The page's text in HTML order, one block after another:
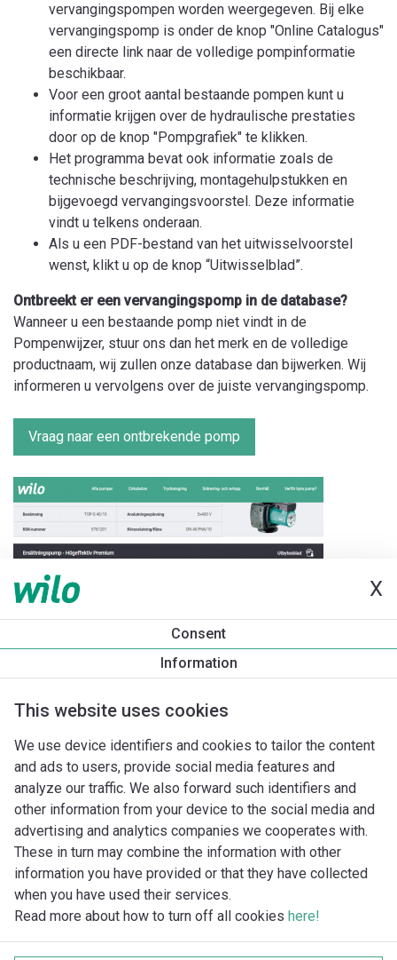
X
Consent
Information
This website uses cookies
We use device identifiers and cookies to tailor the content
and ads to users, provide social media features and
analyze our traffic. We also forward such identifiers and
other information from your device to the social media and
advertising and analytics companies we cooperates with.
These in turn may combine the information with other
information you have provided or that they have collected
when you have used their services.
Read more about how to turn off all cookies here!
vervangingspompen worden weergegeven. Bij elke
vervangingspomp is onder de knop "Online Catalogus"
een directe link naar de volledige pompinformatie
beschikbaar.
Voor een groot aantal bestaande pompen kunt u
informatie krijgen over de hydraulische prestaties
door op de knop "Pompgrafiek" te klikken.
Het programma bevat ook informatie zoals de
technische beschrijving, montagehulpstukken en
bijgevoegd vervangingsvoorstel. Deze informatie
vindt u telkens onderaan.
Als u een PDF-bestand van het uitwisselvoorstel
wenst, klikt u op de knop “Uitwisselblad”.
Ontbreekt er een vervangingspomp in de database?
Wanneer u een bestaande pomp niet vindt in de
Pompenwijzer, stuur ons dan het merk en de volledige
productnaam, wij zullen onze database dan bijwerken. Wij
informeren u vervolgens over de juiste vervangingspomp.
Vraag naar een ontbrekende pomp
Gegevensbescherming